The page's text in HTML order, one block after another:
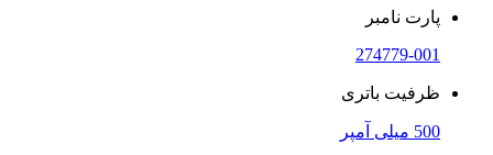
پارت نامبر
274779-001
ظرفیت باتری
500 میلی آمپر